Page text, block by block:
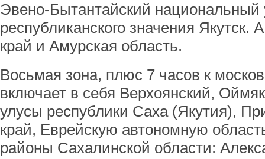
Эвено-Бытантайский национальный
республиканского значения Якутск.
край и Амурская область.
Восьмая зона, плюс 7 часов к
включает в себя Верхоянский,
улусы республики Саха (Якутия),
край, Еврейскую автономную
районы Сахалинской области: